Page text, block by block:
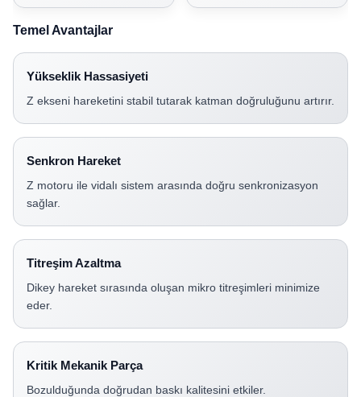
Temel Avantajlar
Yükseklik Hassasiyeti
Z ekseni hareketini stabil tutarak katman doğruluğunu artırır.
Senkron Hareket
Z motoru ile vidalı sistem arasında doğru senkronizasyon
sağlar.
Titreşim Azaltma
Dikey hareket sırasında oluşan mikro titreşimleri minimize
eder.
Kritik Mekanik Parça
Bozulduğunda doğrudan baskı kalitesini etkiler.